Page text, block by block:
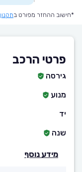
*חישוב ההחזר מפורט בתקנון
פרטי הרכב
גירסה
מנוע
יד
שנה
מידע נוסף